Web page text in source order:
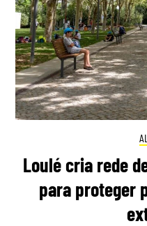
Loulé cria rede
para proteger